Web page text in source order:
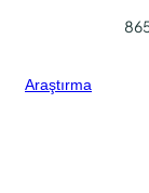
Araştırma